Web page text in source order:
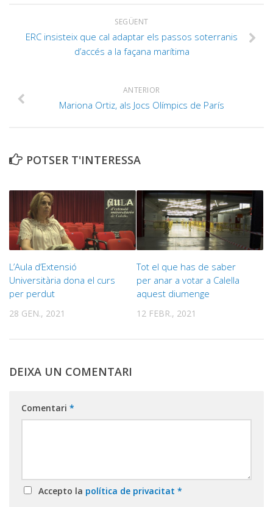
SEGÜENT
ERC insisteix que cal adaptar els passos soterranis
d’accés a la façana marítima
ANTERIOR
Mariona Ortiz, als Jocs Olímpics de París
POTSER T'INTERESSA
L’Aula d’Extensió
Universitària dona el curs
per perdut
28 GEN., 2021
Tot el que has de saber
per anar a votar a Calella
aquest diumenge
12 FEBR., 2021
DEIXA UN COMENTARI
Comentari *
Accepto la política de privacitat *